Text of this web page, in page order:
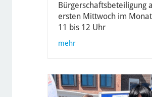
Bürgerschaftsbeteiligung
ersten Mittwoch im
11 bis 12 Uhr
mehr